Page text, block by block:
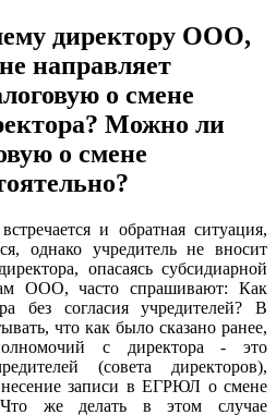
директору ООО,
направляет
о смене
Можно ли
о смене
и обратная ситуация,
однако учредитель не вносит
опасаясь субсидиарной
ООО, часто спрашивают: Как
без согласия учредителей? В
что как было сказано ранее,
с директора - это
(совета директоров),
записи в ЕГРЮЛ о смене
Что же делать в этом случае